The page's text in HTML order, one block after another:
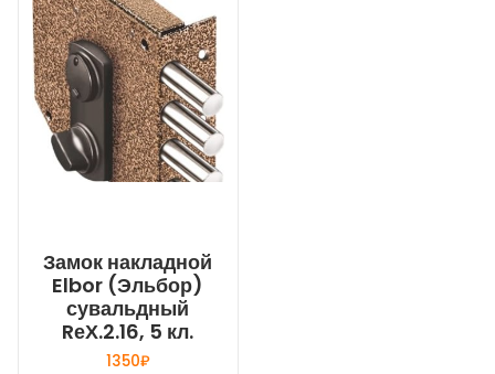
Замок накладной
Elbor (Эльбор)
сувальдный
RеХ.2.16, 5 кл.
1350₽